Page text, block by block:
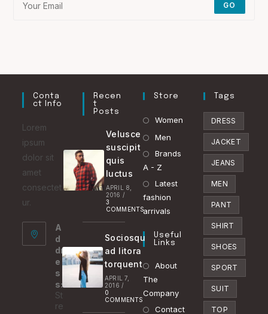
GO
Conta
Ct Info
Lorem
ipsum
dolor sit
amet
consectet
ur.
A
d
dr
e
s
s:
St
re
Recen
T
Posts
Velusce
suscipit
quis
luctus
APRIL 8,
2016 /
3
COMMENTS
Sociosqu
ad litora
torquent
APRIL 7,
2016 /
0
COMMENTS
Store
Women
Men
in
new
Brands
A - Z
Opens
Latest
fashion
arrivals
Useful
Links
About
The
Company
Contact
Tags
DRESS
JACKET
JEANS
MEN
PANT
SHIRT
SHOES
SPORT
SUIT
TOP